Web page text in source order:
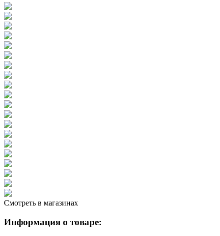
Смотреть в магазинах
Информация о товаре: